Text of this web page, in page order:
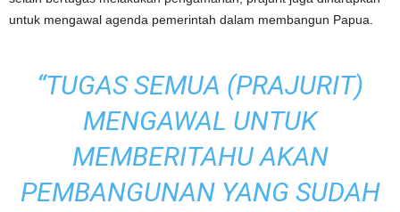
untuk mengawal agenda pemerintah dalam membangun Papua.
“TUGAS SEMUA (PRAJURIT)
MENGAWAL UNTUK
MEMBERITAHU AKAN
PEMBANGUNAN YANG SUDAH